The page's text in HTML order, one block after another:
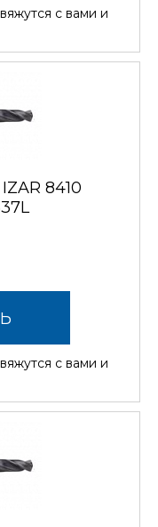
с вами и
8410
с вами и